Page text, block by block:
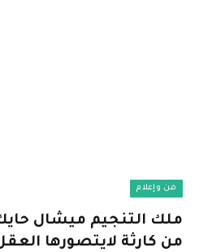
فن وإعلام
ملك التنجيم ميشال
من كارثة لايتصورها